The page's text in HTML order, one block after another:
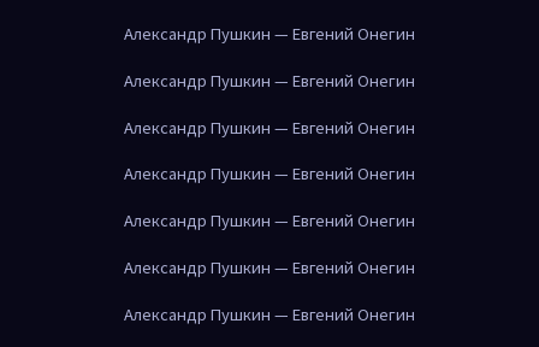
Александр Пушкин — Евгений Онегин
Александр Пушкин — Евгений Онегин
Александр Пушкин — Евгений Онегин
Александр Пушкин — Евгений Онегин
Александр Пушкин — Евгений Онегин
Александр Пушкин — Евгений Онегин
Александр Пушкин — Евгений Онегин